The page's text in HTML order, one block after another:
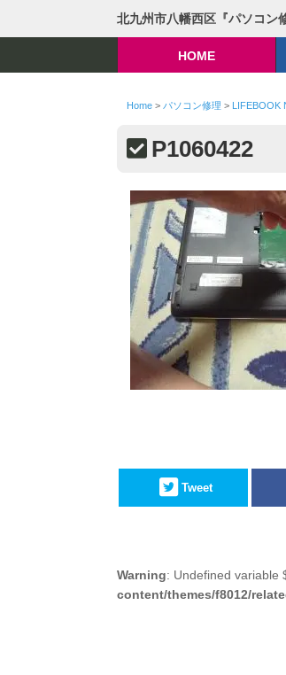
北九州市八幡西区『パソコン
HOME
Home> パソコン修理 > LIFEBOOK
P1060422
Tweet
Warning: Undefined variable
content/themes/f8012/